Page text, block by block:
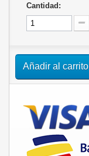
Cantidad:
Añadir al carrito